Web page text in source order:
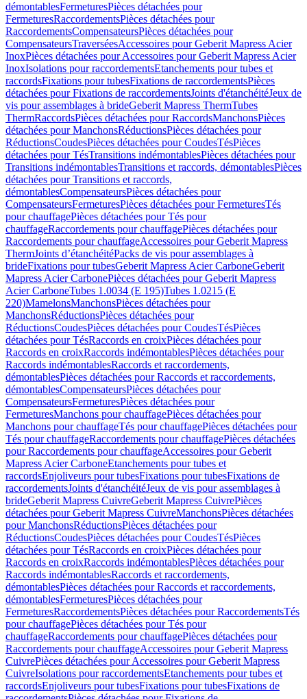
démontablesFermeturesPièces détachées pour
FermeturesRaccordementsPièces détachées pour
RaccordementsCompensateursPièces détachées pour
CompensateursTraverséesAccessoires pour Geberit Mapress Acier
InoxPièces détachées pour Accessoires pour Geberit Mapress Acier
InoxIsolations pour raccordementsEtanchements pour tubes et
raccordsFixations pour tubesFixations de raccordementsPièces
détachées pour Fixations de raccordementsJoints d'étanchéitéJeux de
vis pour assemblages à brideGeberit Mapress ThermTubes
ThermRaccordsPièces détachées pour RaccordsManchonsPièces
détachées pour ManchonsRéductionsPièces détachées pour
RéductionsCoudesPièces détachées pour CoudesTésPièces
détachées pour TésTransitions indémontablesPièces détachées pour
Transitions indémontablesTransitions et raccords, démontablesPièces
détachées pour Transitions et raccords,
démontablesCompensateursPièces détachées pour
CompensateursFermeturesPièces détachées pour FermeturesTés
pour chauffagePièces détachées pour Tés pour
chauffageRaccordements pour chauffagePièces détachées pour
Raccordements pour chauffageAccessoires pour Geberit Mapress
ThermJoints d’étanchéitéPacks de vis pour assemblages à
brideFixations pour tubesGeberit Mapress Acier CarboneGeberit
Mapress Acier CarbonePièces détachées pour Geberit Mapress
Acier CarboneTubes 1.0034 (E 195)Tubes 1.0215 (E
220)MamelonsManchonsPièces détachées pour
ManchonsRéductionsPièces détachées pour
RéductionsCoudesPièces détachées pour CoudesTésPièces
détachées pour TésRaccords en croixPièces détachées pour
Raccords en croixRaccords indémontablesPièces détachées pour
Raccords indémontablesRaccords et raccordements,
démontablesPièces détachées pour Raccords et raccordements,
démontablesCompensateursPièces détachées pour
CompensateursFermeturesPièces détachées pour
FermeturesManchons pour chauffagePièces détachées pour
Manchons pour chauffageTés pour chauffagePièces détachées pour
Tés pour chauffageRaccordements pour chauffagePièces détachées
pour Raccordements pour chauffageAccessoires pour Geberit
Mapress Acier CarboneEtanchements pour tubes et
raccordsEnjoliveurs pour tubesFixations pour tubesFixations de
raccordementsJoints d'étanchéitéJeux de vis pour assemblages à
brideGeberit Mapress CuivreGeberit Mapress CuivrePièces
détachées pour Geberit Mapress CuivreManchonsPièces détachées
pour ManchonsRéductionsPièces détachées pour
RéductionsCoudesPièces détachées pour CoudesTésPièces
détachées pour TésRaccords en croixPièces détachées pour
Raccords en croixRaccords indémontablesPièces détachées pour
Raccords indémontablesRaccords et raccordements,
démontablesPièces détachées pour Raccords et raccordements,
démontablesFermeturesPièces détachées pour
FermeturesRaccordementsPièces détachées pour RaccordementsTés
pour chauffagePièces détachées pour Tés pour
chauffageRaccordements pour chauffagePièces détachées pour
Raccordements pour chauffageAccessoires pour Geberit Mapress
CuivrePièces détachées pour Accessoires pour Geberit Mapress
CuivreIsolations pour raccordementsEtanchements pour tubes et
raccordsEnjoliveurs pour tubesFixations pour tubesFixations de